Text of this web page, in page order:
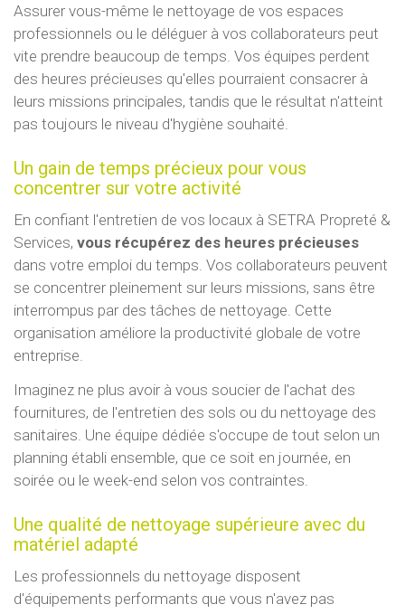
Assurer vous-même le nettoyage de vos espaces
professionnels ou le déléguer à vos collaborateurs peut
vite prendre beaucoup de temps. Vos équipes perdent
des heures précieuses qu'elles pourraient consacrer à
leurs missions principales, tandis que le résultat n'atteint
pas toujours le niveau d'hygiène souhaité.
Un gain de temps précieux pour vous
concentrer sur votre activité
En confiant l'entretien de vos locaux à SETRA Propreté &
Services, vous récupérez des heures précieuses
dans votre emploi du temps. Vos collaborateurs peuvent
se concentrer pleinement sur leurs missions, sans être
interrompus par des tâches de nettoyage. Cette
organisation améliore la productivité globale de votre
entreprise.
Imaginez ne plus avoir à vous soucier de l'achat des
fournitures, de l'entretien des sols ou du nettoyage des
sanitaires. Une équipe dédiée s'occupe de tout selon un
planning établi ensemble, que ce soit en journée, en
soirée ou le week-end selon vos contraintes.
Une qualité de nettoyage supérieure avec du
matériel adapté
Les professionnels du nettoyage disposent
d'équipements performants que vous n'avez pas